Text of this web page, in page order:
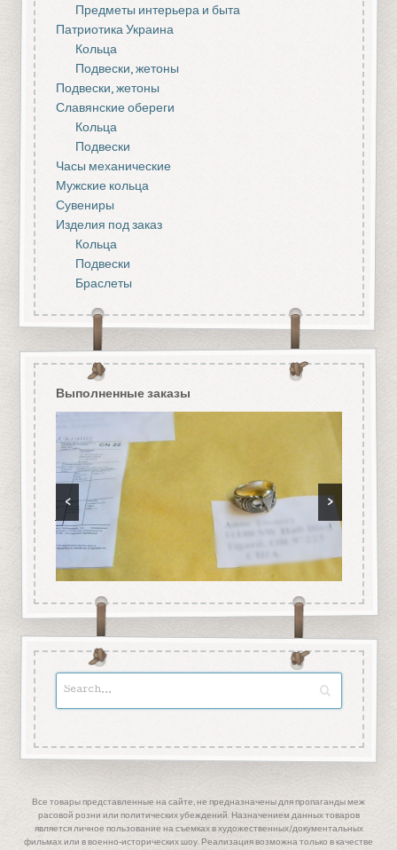
Предметы интерьера и быта
Патриотика Украина
Кольца
Подвески, жетоны
Подвески, жетоны
Славянские обереги
Кольца
Подвески
Часы механические
Мужские кольца
Сувениры
Изделия под заказ
Кольца
Подвески
Браслеты
Выполненные заказы
< >
Все товары представленные на сайте, не предназначены для пропаганды меж
расовой розни или политических убеждений. Назначением данных товаров
является личное пользование на съемках в художественных/документальных
фильмах или в военно-исторических шоу. Реализация возможна только в качестве